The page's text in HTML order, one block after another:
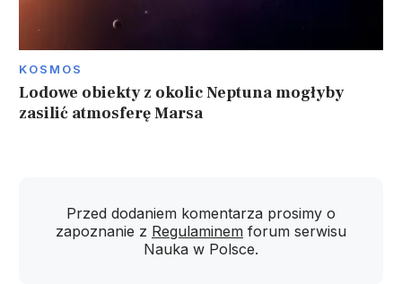
KOSMOS
Lodowe obiekty z okolic Neptuna mogłyby
zasilić atmosferę Marsa
Przed dodaniem komentarza prosimy o
zapoznanie z Regulaminem forum serwisu
Nauka w Polsce.